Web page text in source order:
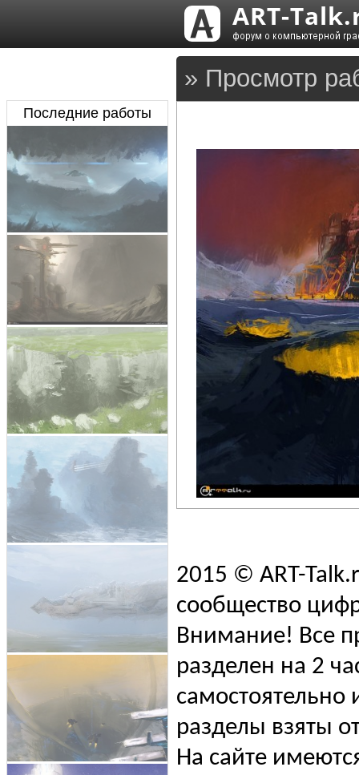
» Просмотр
Последние работы
2015 © ART-
сообщество
Внимание! Все
разделен на 2
самостоятельно
разделы взяты
На сайте